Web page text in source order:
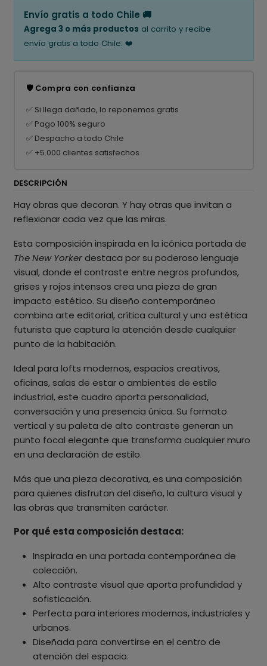
Envío gratis a todo Chile 🚚
Agrega 3 o más productos al carrito y recibe
envío gratis a todo Chile. ❤️
🛡️ Compra con confianza
✅ Si llega dañado, lo reponemos gratis
✅ Pago 100% seguro
✅ Despacho a todo Chile
✅ +5.000 clientes satisfechos
DESCRIPCIÓN
Hay obras que decoran. Y hay otras que invitan a
reflexionar cada vez que las miras.
Esta composición inspirada en la icónica portada de
The New Yorkerdestaca por su poderoso lenguaje
visual, donde el contraste entre negros profundos,
grises y rojos intensos crea una pieza de gran
impacto estético. Su diseño contemporáneo
combina arte editorial, crítica cultural y una estética
futurista que captura la atención desde cualquier
punto de la habitación.
Ideal para lofts modernos, espacios creativos,
oficinas, salas de estar o ambientes de estilo
industrial, este cuadro aporta personalidad,
conversación y una presencia única. Su formato
vertical y su paleta de alto contraste generan un
punto focal elegante que transforma cualquier muro
en una declaración de estilo.
Más que una pieza decorativa, es una composición
para quienes disfrutan del diseño, la cultura visual y
las obras que transmiten carácter.
Por qué esta composición destaca:
Inspirada en una portada contemporánea de
colección.
Alto contraste visual que aporta profundidad y
sofisticación.
Perfecta para interiores modernos, industriales y
urbanos.
Diseñada para convertirse en el centro de
atención del espacio.